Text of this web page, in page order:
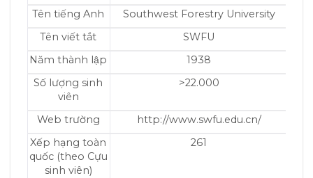
Tên tiếng Anh
Southwest Forestry University
Tên viết tắt
SWFU
Năm thành lập
1938
Số lượng sinh
viên
>22.000
Web trường
http://www.swfu.edu.cn/
Xếp hạng toàn
quốc (theo Cựu
sinh viên)
261